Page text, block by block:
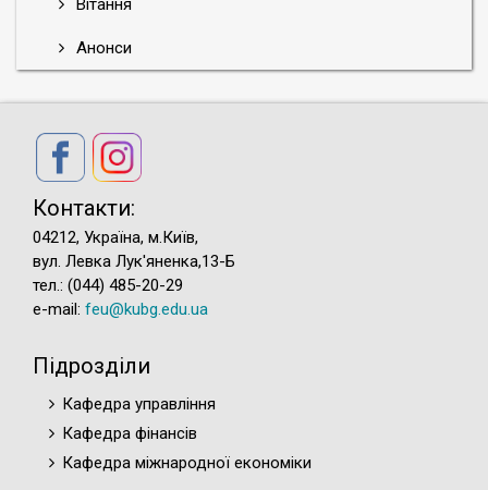
Анонси
Контакти:
04212, Україна, м.Київ,
вул. Левка Лук'яненка,13-Б
тел.: (044) 485-20-29
e-mail: feu@kubg.edu.ua
Підрозділи
Кафедра управління
Кафедра фінансів
Кафедра міжнародної економіки